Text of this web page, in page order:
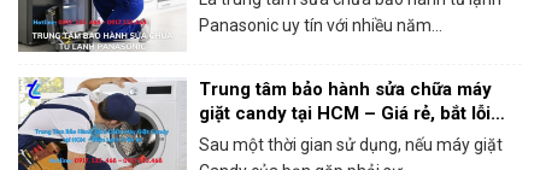
Panasonic uy tín với nhiều năm...
Trung tâm bảo hành sửa chữa máy
giặt candy tại HCM – Giá rẻ, bắt lỗi
chính xác 100%
Sau một thời gian sử dụng, nếu máy giặt